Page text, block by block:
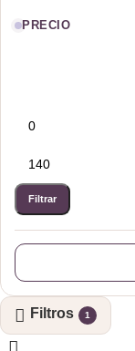
PRECIO
Filtrar
Filtros 1